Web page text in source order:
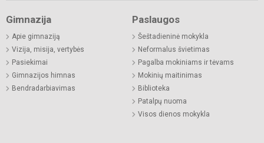
Gimnazija
Apie gimnaziją
Vizija, misija, vertybės
Pasiekimai
Gimnazijos himnas
Bendradarbiavimas
Paslaugos
Šeštadieninė mokykla
Neformalus švietimas
Pagalba mokiniams ir tėvams
Mokinių maitinimas
Biblioteka
Patalpų nuoma
Visos dienos mokykla